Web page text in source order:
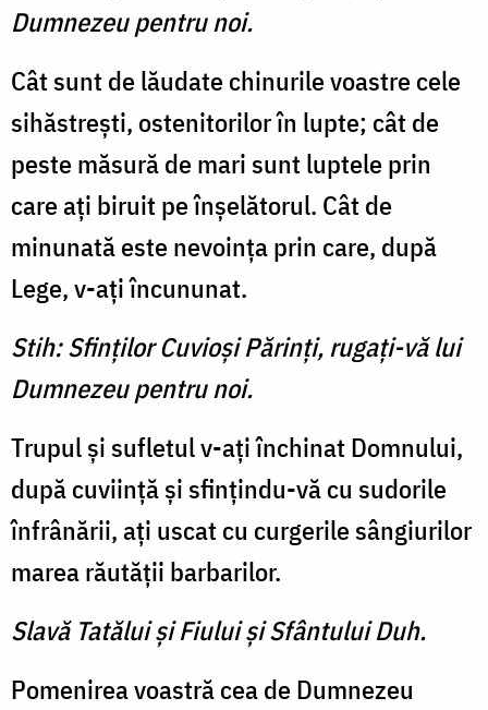
Dumnezeu pentru noi.
Cât sunt de lăudate chinurile voastre cele
sihăstreşti, ostenitorilor în lupte; cât de
peste măsură de mari sunt luptele prin
care aţi biruit pe înşelătorul. Cât de
minunată este nevoinţa prin care, după
Lege, v-aţi încununat.
Stih: Sfinţilor Cuvioşi Părinţi, rugaţi-vă lui
Dumnezeu pentru noi.
Trupul şi sufletul v-aţi închinat Domnului,
după cuviinţă şi sfinţindu-vă cu sudorile
înfrânării, aţi uscat cu curgerile sângiurilor
marea răutăţii barbarilor.
Slavă Tatălui şi Fiului şi Sfântului Duh.
Pomenirea voastră cea de Dumnezeu